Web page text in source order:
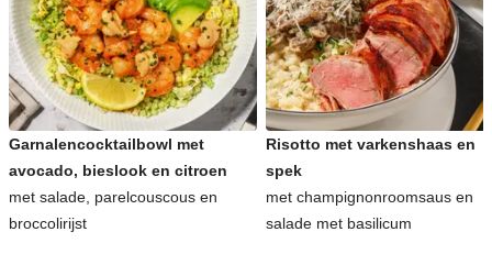
Garnalencocktailbowl met
avocado, bieslook en citroen
met salade, parelcouscous en
broccolirijst
Risotto met varkenshaas en
spek
met champignonroomsaus en
salade met basilicum